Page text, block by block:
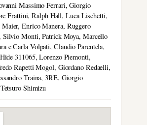
Massimo Ferrari, Giorgio
Frattini, Ralph Hall, Luca Lischetti,
Enrico Manera, Ruggero
Monti, Patrick Moya, Marcello
e Carla Volpati, Claudio Parentela,
311065, Lorenzo Piemonti,
Rapetti Mogol, Giordano Redaelli,
Traina, 3RE, Giorgio
Shimizu